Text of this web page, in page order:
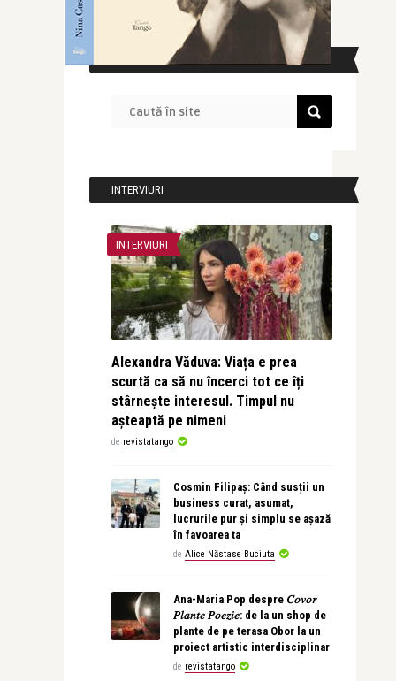
CAUTĂ ÎN SITE
INTERVIURI
INTERVIURI
Alexandra Văduva: Viața e prea
scurtă ca să nu încerci tot ce îți
stârnește interesul. Timpul nu
așteaptă pe nimeni
de revistatango
Cosmin Filipaș: Când susții un
business curat, asumat,
lucrurile pur și simplu se așază
în favoarea ta
de Alice Năstase Buciuta
Ana-Maria Pop despre 𝐶𝑜𝑣𝑜𝑟
𝑃𝑙𝑎𝑛𝑡𝑒 𝑃𝑜𝑒𝑧𝑖𝑒: de la un shop de
plante de pe terasa Obor la un
proiect artistic interdisciplinar
de revistatango